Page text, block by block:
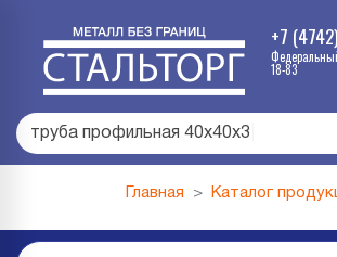
+7
18-83
труба профильная 40х40х3
Главная Каталог